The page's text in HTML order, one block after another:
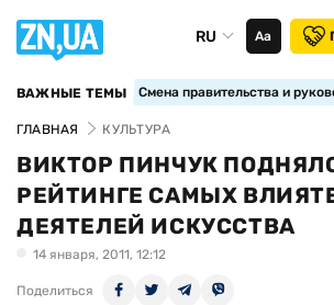
RU Аа
ВАЖНЫЕ ТЕМЫ Смена правительства и
ГЛАВНАЯ КУЛЬТУРА
ВИКТОР ПИНЧУК
РЕЙТИНГЕ САМЫХ
ДЕЯТЕЛЕЙ ИСКУССТВА
14 января, 2011, 12:12
Поделиться